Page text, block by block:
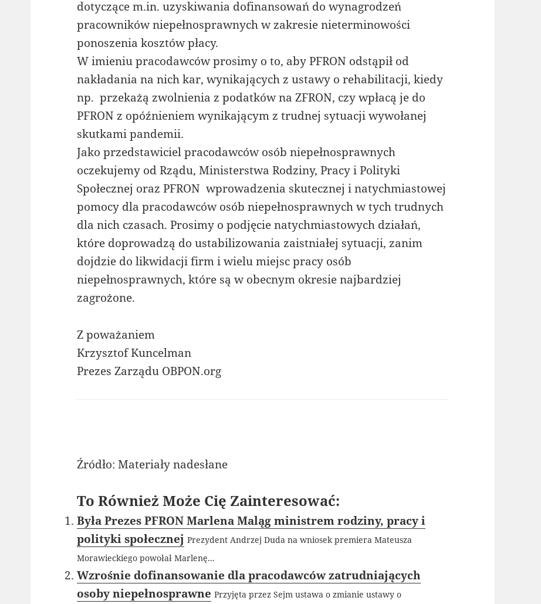
dotyczące m.in. uzyskiwania dofinansowań do wynagrodzeń
pracowników niepełnosprawnych w zakresie nieterminowości
ponoszenia kosztów płacy.
W imieniu pracodawców prosimy o to, aby PFRON odstąpił od
nakładania na nich kar, wynikających z ustawy o rehabilitacji, kiedy
np. przekażą zwolnienia z podatków na ZFRON, czy wpłacą je do
PFRON z opóźnieniem wynikającym z trudnej sytuacji wywołanej
skutkami pandemii.
Jako przedstawiciel pracodawców osób niepełnosprawnych
oczekujemy od Rządu, Ministerstwa Rodziny, Pracy i Polityki
Społecznej oraz PFRON wprowadzenia skutecznej i natychmiastowej
pomocy dla pracodawców osób niepełnosprawnych w tych trudnych
dla nich czasach. Prosimy o podjęcie natychmiastowych działań,
które doprowadzą do ustabilizowania zaistniałej sytuacji, zanim
dojdzie do likwidacji firm i wielu miejsc pracy osób
niepełnosprawnych, które są w obecnym okresie najbardziej
zagrożone.
Z poważaniem
Krzysztof Kuncelman
Prezes Zarządu OBPON.org
Źródło: Materiały nadesłane
To Również Może Cię Zainteresować:
Była Prezes PFRON Marlena Maląg ministrem rodziny, pracy i
polityki społecznej Prezydent Andrzej Duda na wniosek premiera Mateusza
Morawieckiego powołał Marlenę...
Wzrośnie dofinansowanie dla pracodawców zatrudniających
osoby niepełnosprawne Przyjęta przez Sejm ustawa o zmianie ustawy o